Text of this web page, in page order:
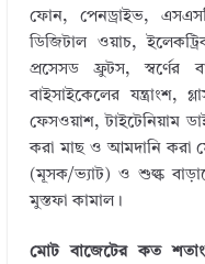
ফোন, পেনড্রাইভ,
ডিজিটাল ওয়াচ,
প্রসেসড ফ্রুটস, স্বর্ণের
বাইসাইকেলের যন্ত্রাংশ,
ফেসওয়াশ, টাইটেনিয়াম
করা মাছ ও আমদানি করা
(মূসক/ভ্যাট) ও শুল্ক
মুস্তফা কামাল।
মোট বাজেটের কত শতাংশ